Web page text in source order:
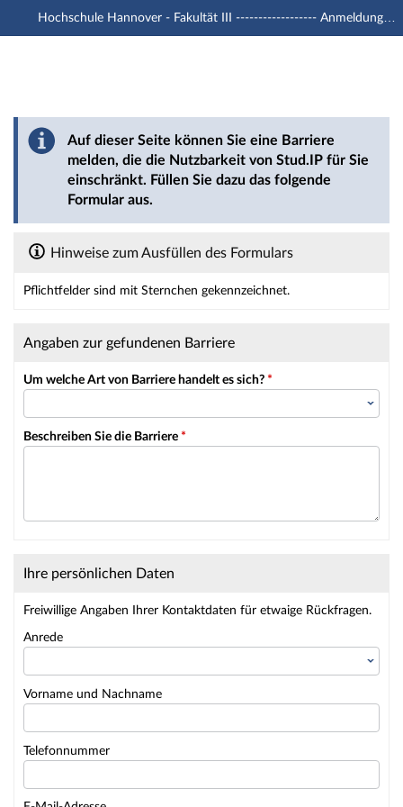
Hauptnavigation
Hochschule Hannover - Fakultät III ------------------ Anmeldung mit -u1 Account
Barriere melden
Auf dieser Seite können Sie eine Barriere
melden, die die Nutzbarkeit von Stud.IP für Sie
einschränkt. Füllen Sie dazu das folgende
Formular aus.
Hinweise zum Ausfüllen des Formulars
Pflichtfelder sind mit Sternchen gekennzeichnet.
Angaben zur gefundenen Barriere
Um welche Art von Barriere handelt es sich? *
Beschreiben Sie die Barriere *
Ihre persönlichen Daten
Freiwillige Angaben Ihrer Kontaktdaten für etwaige Rückfragen.
Anrede
Vorname und Nachname
Telefonnummer